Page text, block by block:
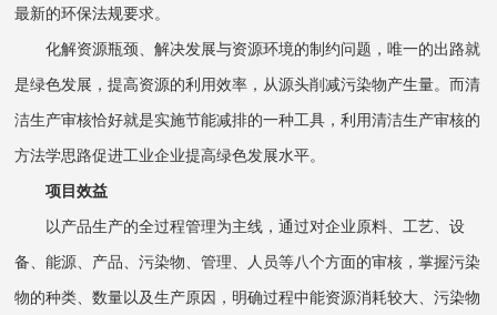
最新的环保法规要求。
化解资源瓶颈、解决发展与资源环境的制约问题，唯一的出路就
是绿色发展，提高资源的利用效率，从源头削减污染物产生量。而清
洁生产审核恰好就是实施节能减排的一种工具，利用清洁生产审核的
方法学思路促进工业企业提高绿色发展水平。
项目效益
以产品生产的全过程管理为主线，通过对企业原料、工艺、设
备、能源、产品、污染物、管理、人员等八个方面的审核，掌握污染
物的种类、数量以及生产原因，明确过程中能资源消耗较大、污染物